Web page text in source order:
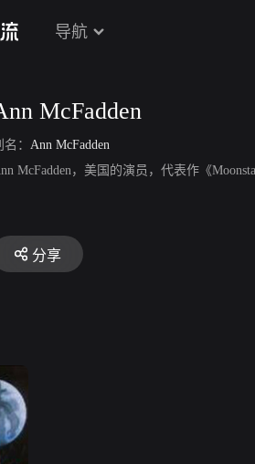
导航
McFadden
名： Ann McFadden
McFadden，美国的演员，代表作《
分享